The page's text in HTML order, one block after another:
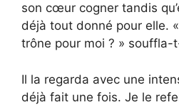
son cœur cogner tandis
déjà tout donné pour elle.
trône pour moi ? » souffla-
Il la regarda avec une
déjà fait une fois. Je le